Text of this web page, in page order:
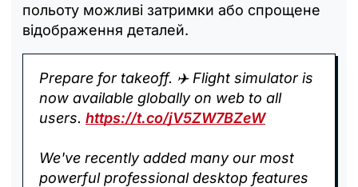
польоту можливі затримки або спрощене
відображення деталей.
Prepare for takeoff. ✈️ Flight simulator is
now available globally on web to all
users. https://t.co/jV5ZW7BZeW
We've recently added many our most
powerful professional desktop features